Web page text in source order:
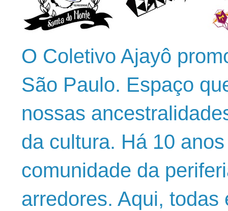
O Coletivo Ajayô
São Paulo. Espaço
nossas
da cultura. Há 10
comunidade da
arredores. Aqui,